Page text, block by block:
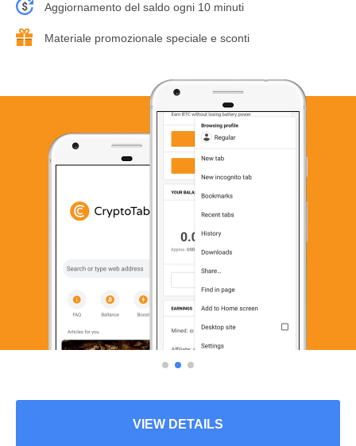
Aggiornamento del saldo ogni 10 minuti
Materiale promozionale speciale e sconti
VIEW DETAILS